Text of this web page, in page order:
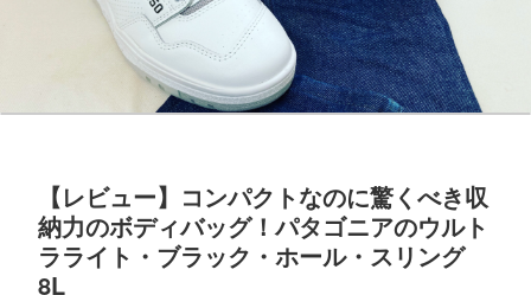
【レビュー】コンパクトなのに驚くべき収
納力のボディバッグ！パタゴニアのウルト
ラライト・ブラック・ホール・スリング
8L